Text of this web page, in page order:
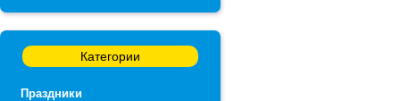
Категории
Праздники